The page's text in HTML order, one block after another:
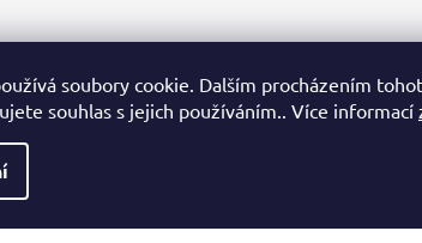
soubory cookie. Dalším procházením
souhlas s jejich používáním.. Více informací
Sledovat na Instagramu